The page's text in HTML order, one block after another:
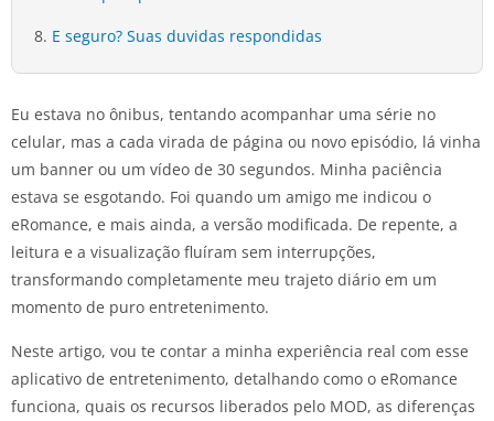
E seguro? Suas duvidas respondidas
Eu estava no ônibus, tentando acompanhar uma série no
celular, mas a cada virada de página ou novo episódio, lá vinha
um banner ou um vídeo de 30 segundos. Minha paciência
estava se esgotando. Foi quando um amigo me indicou o
eRomance, e mais ainda, a versão modificada. De repente, a
leitura e a visualização fluíram sem interrupções,
transformando completamente meu trajeto diário em um
momento de puro entretenimento.
Neste artigo, vou te contar a minha experiência real com esse
aplicativo de entretenimento, detalhando como o eRomance
funciona, quais os recursos liberados pelo MOD, as diferenças